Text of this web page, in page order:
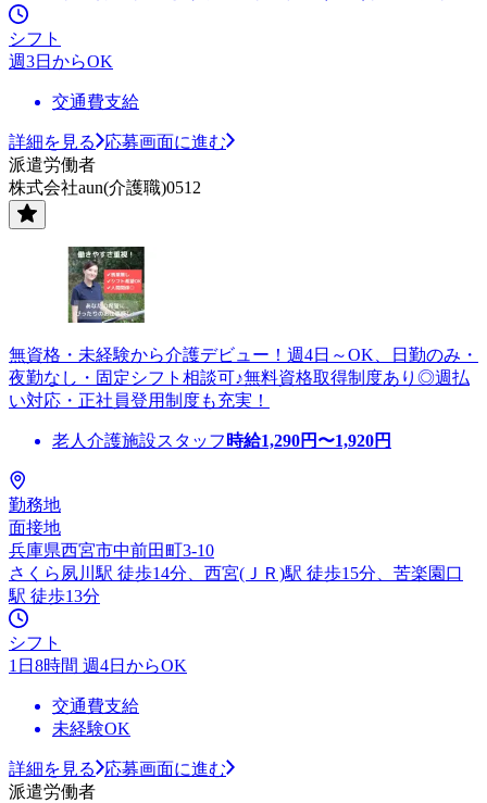
シフト
週3日からOK
交通費支給
詳細を見る
応募画面に進む
派遣労働者
株式会社aun(介護職)0512
無資格・未経験から介護デビュー！週4日～OK、日勤のみ・
夜勤なし・固定シフト相談可♪無料資格取得制度あり◎週払
い対応・正社員登用制度も充実！
老人介護施設スタッフ 時給1,290円〜1,920円
勤務地
面接地
兵庫県西宮市中前田町3-10
さくら夙川駅 徒歩14分、西宮(ＪＲ)駅 徒歩15分、苦楽園口
駅 徒歩13分
シフト
1日8時間 週4日からOK
交通費支給
未経験OK
詳細を見る
応募画面に進む
派遣労働者